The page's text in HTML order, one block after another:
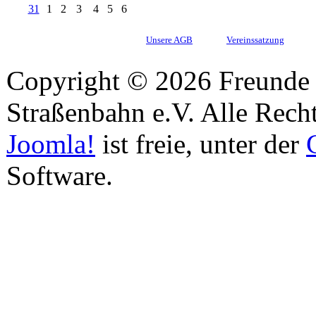
31
1 2 3 4 5 6
Unsere AGB Vereinssatzung
Copyright © 2026
Straßenbahn e.V. Alle
Joomla! ist freie, unter der
Software.